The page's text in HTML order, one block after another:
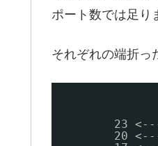
ポート数では足り
それぞれの端折っ
23
20